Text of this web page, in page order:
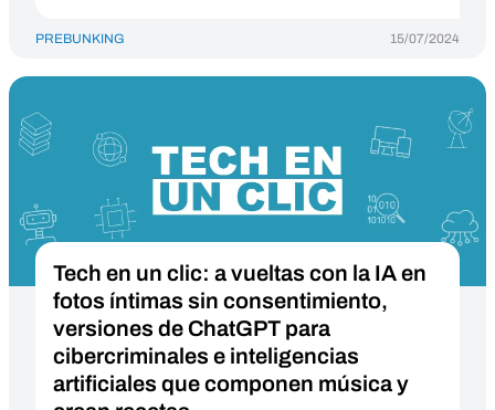
PREBUNKING 15/07/2024
Tech en un clic: a vueltas con la IA en
fotos íntimas sin consentimiento,
versiones de ChatGPT para
cibercriminales e inteligencias
artificiales que componen música y